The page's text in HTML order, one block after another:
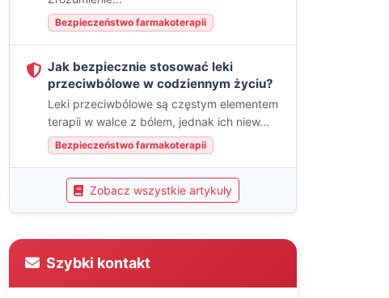
Bezpieczeństwo farmakoterapii
Jak bezpiecznie stosować leki
przeciwbólowe w codziennym życiu?
Leki przeciwbólowe są częstym elementem
terapii w walce z bólem, jednak ich niew...
Bezpieczeństwo farmakoterapii
Zobacz wszystkie artykuły
Szybki kontakt